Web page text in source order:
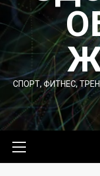
СПОРТ, ФИТНЕС,
меню